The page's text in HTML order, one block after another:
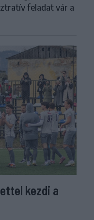
feladat vár a
kezdi a